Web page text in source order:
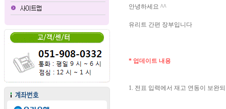
안녕하세요 ^^
유리트 간편 장부입니다
* 업데이트 내용
1. 전표 입력에서 재고 연동이 보완